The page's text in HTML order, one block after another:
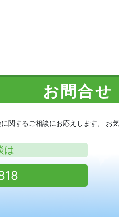
お問合せ
関するご相談にお応えします。 お
は